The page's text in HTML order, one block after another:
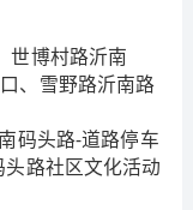
学院头颈与肿瘤
会（IAOMS）
和口腔颌面外科
培训中心单位，
基地，并挂牌
世博村路沂南
、雪野路沂南路
码头路-道路停车
路社区文化活动